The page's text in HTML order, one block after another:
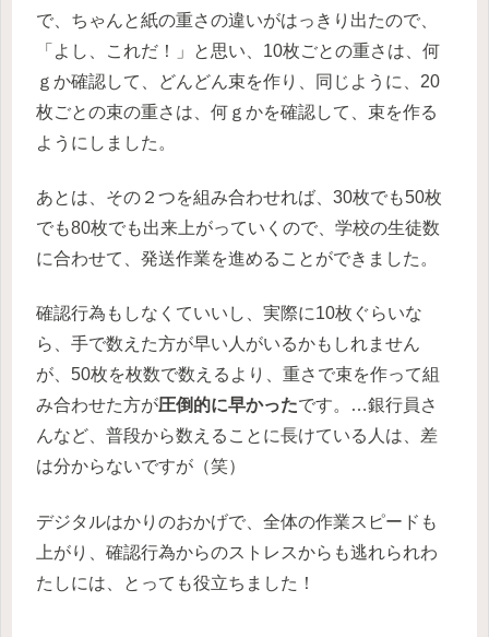
で、ちゃんと紙の重さの違いがはっきり出たので、
「よし、これだ！」と思い、10枚ごとの重さは、何
ｇか確認して、どんどん束を作り、同じように、20
枚ごとの束の重さは、何ｇかを確認して、束を作る
ようにしました。
あとは、その２つを組み合わせれば、30枚でも50枚
でも80枚でも出来上がっていくので、学校の生徒数
に合わせて、発送作業を進めることができました。
確認行為もしなくていいし、実際に10枚ぐらいな
ら、手で数えた方が早い人がいるかもしれません
が、50枚を枚数で数えるより、重さで束を作って組
み合わせた方が圧倒的に早かったです。…銀行員さ
んなど、普段から数えることに長けている人は、差
は分からないですが（笑）
デジタルはかりのおかげで、全体の作業スピードも
上がり、確認行為からのストレスからも逃れられわ
たしには、とっても役立ちました！